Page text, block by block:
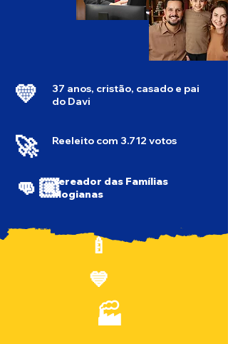
💛
37 anos, cristão, casado e pai
do Davi
🚀 Reeleito com 3.712 votos
👊🏼Vereador das Famílias
Mogianas
🍼
​💙
🏭